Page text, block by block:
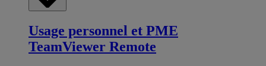
Usage personnel et PME
TeamViewer Remote